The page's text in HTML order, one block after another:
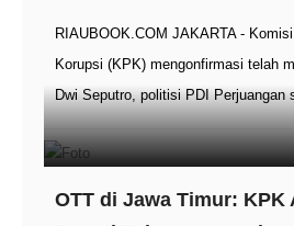
RIAUBOOK.COM JAKARTA -
Korupsi (KPK) mengonfirmasi telah
Dwi Seputro, politisi PDI
OTT di Jawa Timur: KPK